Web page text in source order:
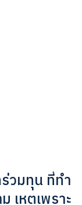
วมทุน ที่ทำ
เหตุเพราะ